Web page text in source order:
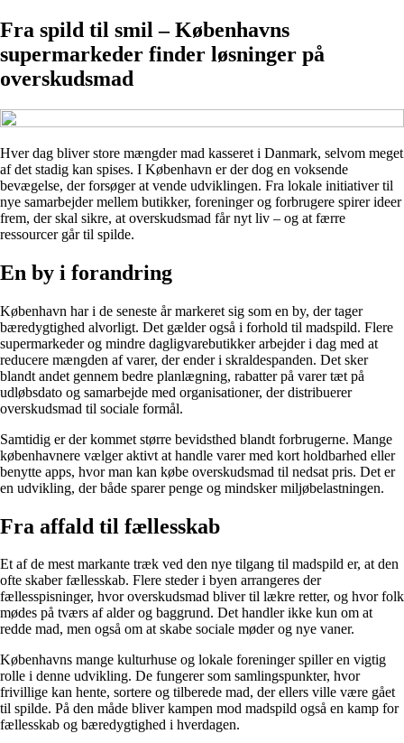
Fra spild til smil – Københavns
supermarkeder finder løsninger på
overskudsmad
Hver dag bliver store mængder mad kasseret i Danmark, selvom meget
af det stadig kan spises. I København er der dog en voksende
bevægelse, der forsøger at vende udviklingen. Fra lokale initiativer til
nye samarbejder mellem butikker, foreninger og forbrugere spirer ideer
frem, der skal sikre, at overskudsmad får nyt liv – og at færre
ressourcer går til spilde.
En by i forandring
København har i de seneste år markeret sig som en by, der tager
bæredygtighed alvorligt. Det gælder også i forhold til madspild. Flere
supermarkeder og mindre dagligvarebutikker arbejder i dag med at
reducere mængden af varer, der ender i skraldespanden. Det sker
blandt andet gennem bedre planlægning, rabatter på varer tæt på
udløbsdato og samarbejde med organisationer, der distribuerer
overskudsmad til sociale formål.
Samtidig er der kommet større bevidsthed blandt forbrugerne. Mange
københavnere vælger aktivt at handle varer med kort holdbarhed eller
benytte apps, hvor man kan købe overskudsmad til nedsat pris. Det er
en udvikling, der både sparer penge og mindsker miljøbelastningen.
Fra affald til fællesskab
Et af de mest markante træk ved den nye tilgang til madspild er, at den
ofte skaber fællesskab. Flere steder i byen arrangeres der
fællesspisninger, hvor overskudsmad bliver til lækre retter, og hvor folk
mødes på tværs af alder og baggrund. Det handler ikke kun om at
redde mad, men også om at skabe sociale møder og nye vaner.
Københavns mange kulturhuse og lokale foreninger spiller en vigtig
rolle i denne udvikling. De fungerer som samlingspunkter, hvor
frivillige kan hente, sortere og tilberede mad, der ellers ville være gået
til spilde. På den måde bliver kampen mod madspild også en kamp for
fællesskab og bæredygtighed i hverdagen.